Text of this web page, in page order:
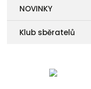
NOVINKY
Klub sběratelů